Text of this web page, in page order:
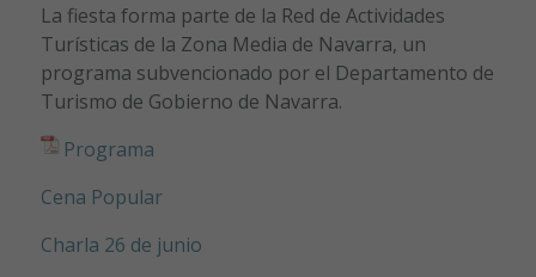
La fiesta forma parte de la Red de Actividades
Turísticas de la Zona Media de Navarra, un
programa subvencionado por el Departamento de
Turismo de Gobierno de Navarra.
Programa
Cena Popular
Charla 26 de junio